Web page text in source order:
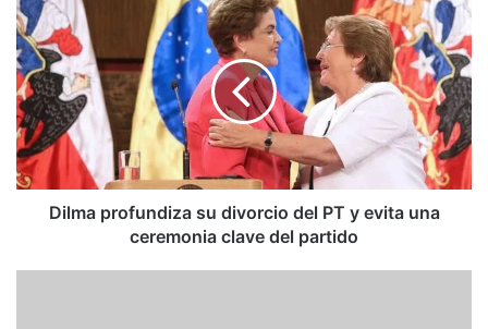
profundiza
su
divorcio
del
PT
y
evita
una
ceremonia
Dilma profundiza su divorcio del PT y evita una
ceremonia clave del partido